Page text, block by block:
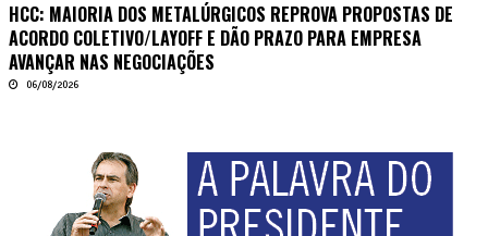
HCC: MAIORIA DOS METALÚRGICOS REPROVA PROPOSTAS DE
ACORDO COLETIVO/LAYOFF E DÃO PRAZO PARA EMPRESA
AVANÇAR NAS NEGOCIAÇÕES
06/08/2026